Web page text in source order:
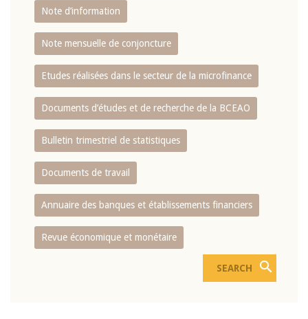
Note d’information
Note mensuelle de conjoncture
Etudes réalisées dans le secteur de la microfinance
Documents d’études et de recherche de la BCEAO
Bulletin trimestriel de statistiques
Documents de travail
Annuaire des banques et établissements financiers
Revue économique et monétaire